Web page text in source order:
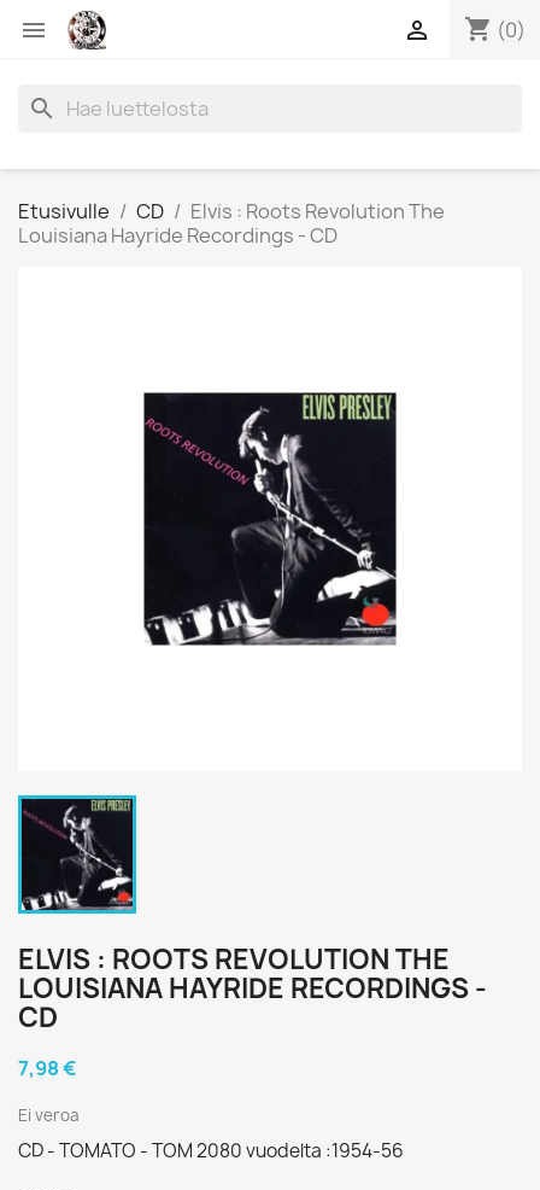
 shopping_cart (0)

search
Etusivulle CD
Elvis : Roots Revolution The
Louisiana Hayride Recordings - CD
ELVIS : ROOTS REVOLUTION THE
LOUISIANA HAYRIDE RECORDINGS -
CD
7,98 €
Ei veroa
CD - TOMATO - TOM 2080 vuodelta :1954-56